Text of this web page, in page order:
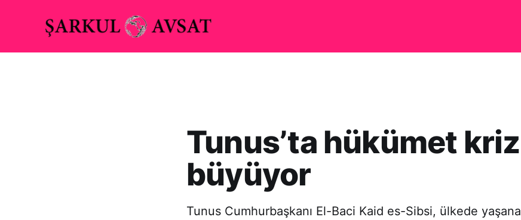
Tunus’ta hükümet
büyüyor
Tunus Cumhurbaşkanı El-Baci Kaid es-Sibsi, ülkede